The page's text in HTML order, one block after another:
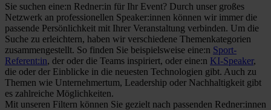
Sie suchen eine:n Redner:in für Ihr Event? Durch unser großes
Netzwerk an professionellen Speaker:innen können wir immer die
passende Persönlichkeit mit Ihrer Veranstaltung verbinden. Um die
Suche zu erleichtern, haben wir verschiedene Themenkategorien
zusammengestellt. So finden Sie beispielsweise eine:n Sport-
Referent:in, der oder die Teams inspiriert, oder eine:n KI-Speaker,
die oder der Einblicke in die neuesten Technologien gibt. Auch zu
Themen wie Unternehmertum, Leadership oder Nachhaltigkeit gibt
es zahlreiche Möglichkeiten.
Mit unseren Filtern können Sie gezielt nach passenden Redner:innen